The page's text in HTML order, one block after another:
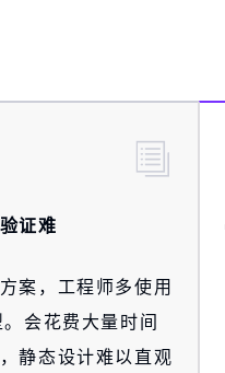
证难
案，工程师多使用
会花费大量时间
静态设计难以直观